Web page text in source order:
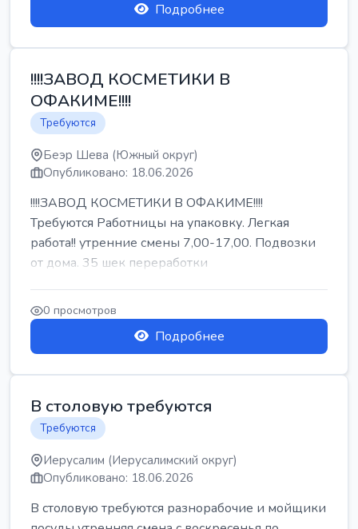
Подробнее
!!!!ЗАВОД КОСМЕТИКИ В
ОФАКИМЕ!!!!
Требуются
Беэр Шева (Южный округ)
Опубликовано: 18.06.2026
!!!!ЗАВОД КОСМЕТИКИ В ОФАКИМЕ!!!!
Требуются Работницы на упаковку. Легкая
работа!! утренние смены 7,00-17,00. Подвозки
от дома. 35 шек переработки
0 просмотров
Подробнее
В столовую требуются
Требуются
Иерусалим (Иерусалимский округ)
Опубликовано: 18.06.2026
В столовую требуются разнорабочие и мойщики